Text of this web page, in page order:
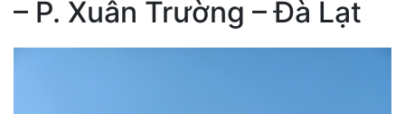
– P. Xuân Trường – Đà Lạt